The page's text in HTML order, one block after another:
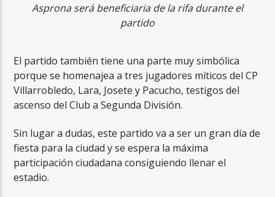
Asprona será beneficiaria de la rifa durante el
partido
El partido también tiene una parte muy simbólica
porque se homenajea a tres jugadores míticos del CP
Villarrobledo, Lara, Josete y Pacucho, testigos del
ascenso del Club a Segunda División.
Sin lugar a dudas, este partido va a ser un gran día de
fiesta para la ciudad y se espera la máxima
participación ciudadana consiguiendo llenar el
estadio.